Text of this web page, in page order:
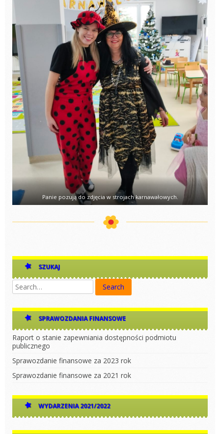
Panie pozują do zdjęcia w strojach karnawałowych.
SZUKAJ
SPRAWOZDANIA FINANSOWE
Raport o stanie zapewniania dostępności podmiotu
publicznego
Sprawozdanie finansowe za 2023 rok
Sprawozdanie finansowe za 2021 rok
WYDARZENIA 2021/2022